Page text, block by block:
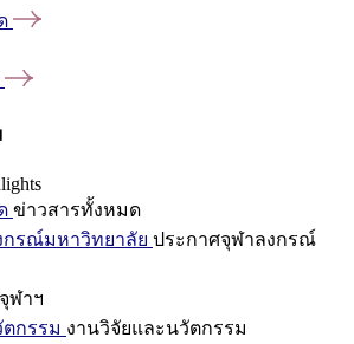
ข่าวสารทั้งหมด
กรณ์มหาวิทยาลัย ประกาศจุฬาลงกรณ์
ฬาฯ
กรรม งานวิจัยและนวัตกรรม